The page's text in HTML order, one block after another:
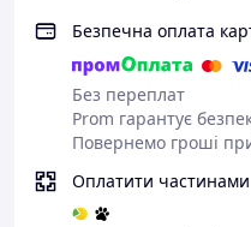
Безпечна оплата
Без переплат
Prom гарантує
Повернемо гроші
Оплатити частинами